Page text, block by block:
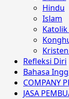
Hindu
Islam
Refleksi Diri
Bahasa
COMPANY
JASA